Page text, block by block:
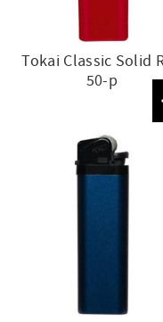
Tokai Classic Solid
50-p